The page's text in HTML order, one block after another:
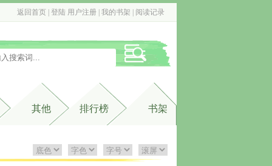
返回首页 登陆 用户注册 我的书架 阅读记录
其他 排行榜 书架